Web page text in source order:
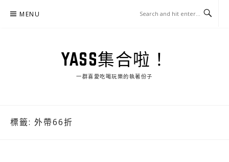
MENU
YASS集合啦！
一群喜愛吃喝玩樂的執著份子
標籤: 外帶66折